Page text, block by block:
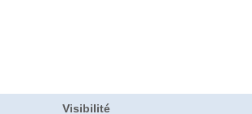
Visibilité